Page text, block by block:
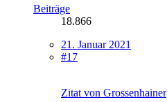
Beiträge
18.866
21. Januar 2021
#17
Zitat von Grossenhainer